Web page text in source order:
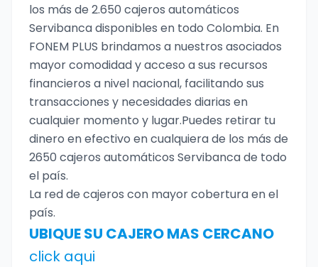
los más de 2.650 cajeros automáticos
Servibanca disponibles en todo Colombia. En
FONEM PLUS brindamos a nuestros asociados
mayor comodidad y acceso a sus recursos
financieros a nivel nacional, facilitando sus
transacciones y necesidades diarias en
cualquier momento y lugar.Puedes retirar tu
dinero en efectivo en cualquiera de los más de
2650 cajeros automáticos Servibanca de todo
el país.
La red de cajeros con mayor cobertura en el
país.
UBIQUE SU CAJERO MAS CERCANO
click aqui